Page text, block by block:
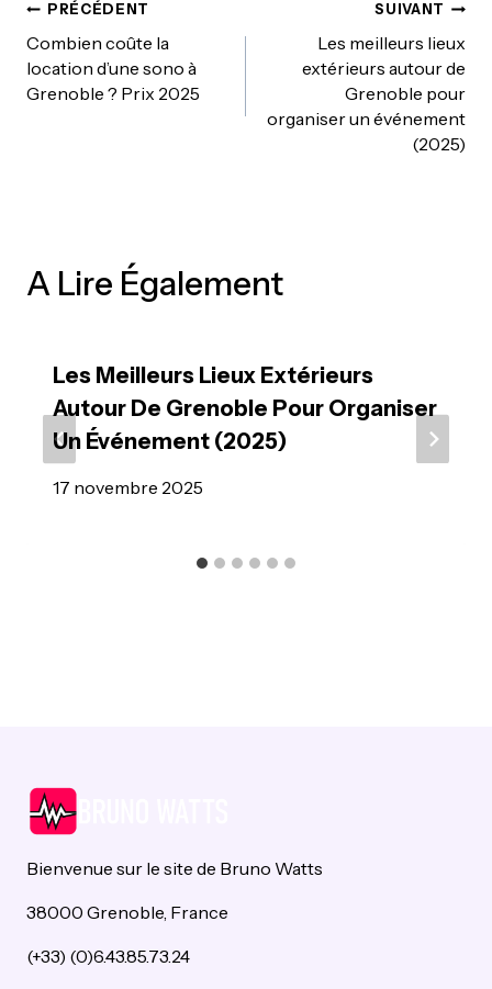
Navigation
L’article
PRÉCÉDENT
Combien coûte la
location d’une sono à
Grenoble ? Prix 2025
SUIVANT
Les meilleurs lieux
extérieurs autour de
Grenoble pour
organiser un événement
(2025)
A Lire Également
Les Meilleurs Lieux Extérieurs
Autour De Grenoble Pour Organiser
Un Événement (2025)
17 novembre 2025
Bienvenue sur le site de Bruno Watts
38000 Grenoble, France
(+33) (0)6.43.85.73.24